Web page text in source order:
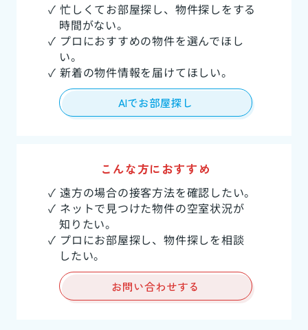
✓ 忙しくてお部屋探し、物件探しをする
時間がない。
✓ プロにおすすめの物件を選んでほし
い。
✓ 新着の物件情報を届けてほしい。
AIでお部屋探し
こんな方におすすめ
✓ 遠方の場合の接客方法を確認したい。
✓ ネットで見つけた物件の空室状況が
知りたい。
✓ プロにお部屋探し、物件探しを相談
したい。
お問い合わせする